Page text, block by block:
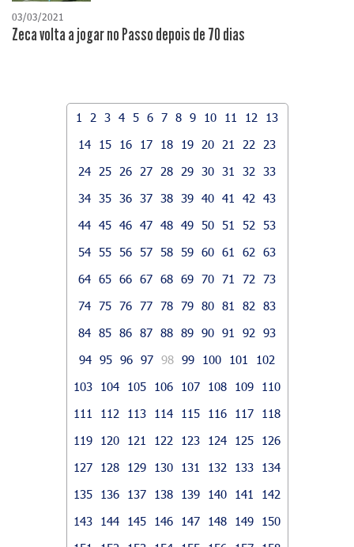
03/03/2021
Zeca volta a jogar no Passo depois de 70 dias
1 2 3 4 5 6 7 8 9 10 11 12
13
14
15 16 17 18 19 20 21 22
23
24
25 26 27 28 29 30 31 32
33
34 35 36 37 38 39 40 41 42
43
44 45 46 47 48 49 50 51 52
53
54 55 56 57 58 59 60 61 62
63
64 65 66 67 68 69 70 71 72
73
74 75 76 77 78 79 80 81 82
83
84 85 86 87 88 89 90 91 92
93
94 95 96 97 98 99 100 101
102
103
104 105 106 107 108 109
110
111
112 113 114 115 116 117
118
119
120 121 122 123 124 125
126
127
128 129 130 131 132 133
134
135
136 137 138 139 140 141
142
143
144 145 146 147 148 149
150